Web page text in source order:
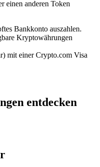
einen anderen Token
Bankkonto auszahlen.
Kryptowährungen
mit einer Crypto.com Visa
entdecken